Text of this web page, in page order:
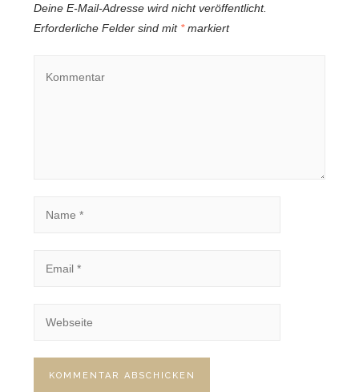
Deine E-Mail-Adresse wird nicht veröffentlicht.
Erforderliche Felder sind mit *markiert